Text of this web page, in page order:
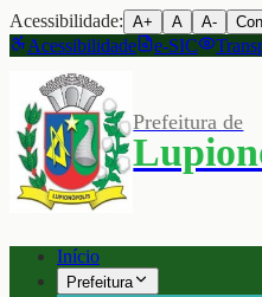
Acessibilidade: A+ A A-
Acessibilidade
e-SIC
Prefeitura de
Início
Prefeitura